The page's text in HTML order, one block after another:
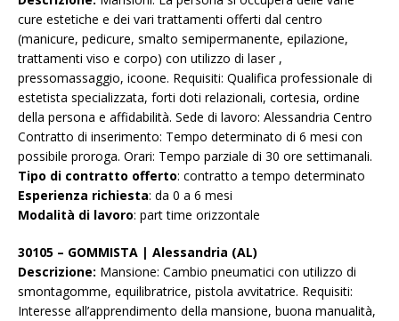
cure estetiche e dei vari trattamenti offerti dal centro
(manicure, pedicure, smalto semipermanente, epilazione,
trattamenti viso e corpo) con utilizzo di laser ,
pressomassaggio, icoone. Requisiti: Qualifica professionale di
estetista specializzata, forti doti relazionali, cortesia, ordine
della persona e affidabilità. Sede di lavoro: Alessandria Centro
Contratto di inserimento: Tempo determinato di 6 mesi con
possibile proroga. Orari: Tempo parziale di 30 ore settimanali.
Tipo di contratto offerto: contratto a tempo determinato
Esperienza richiesta: da 0 a 6 mesi
Modalità di lavoro: part time orizzontale
30105 – GOMMISTA | Alessandria (AL)
Descrizione: Mansione: Cambio pneumatici con utilizzo di
smontagomme, equilibratrice, pistola avvitatrice. Requisiti:
Interesse all’apprendimento della mansione, buona manualità,